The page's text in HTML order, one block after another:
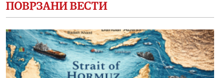
ПОВРЗАНИ ВЕСТИ